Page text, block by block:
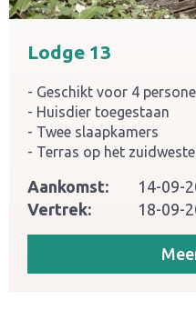
Lodge 13
Geschikt voor 4
Huisdier toegestaan
Twee slaapkamers
Terras op het
Aankomst:
14-09-
Vertrek:
18-09-